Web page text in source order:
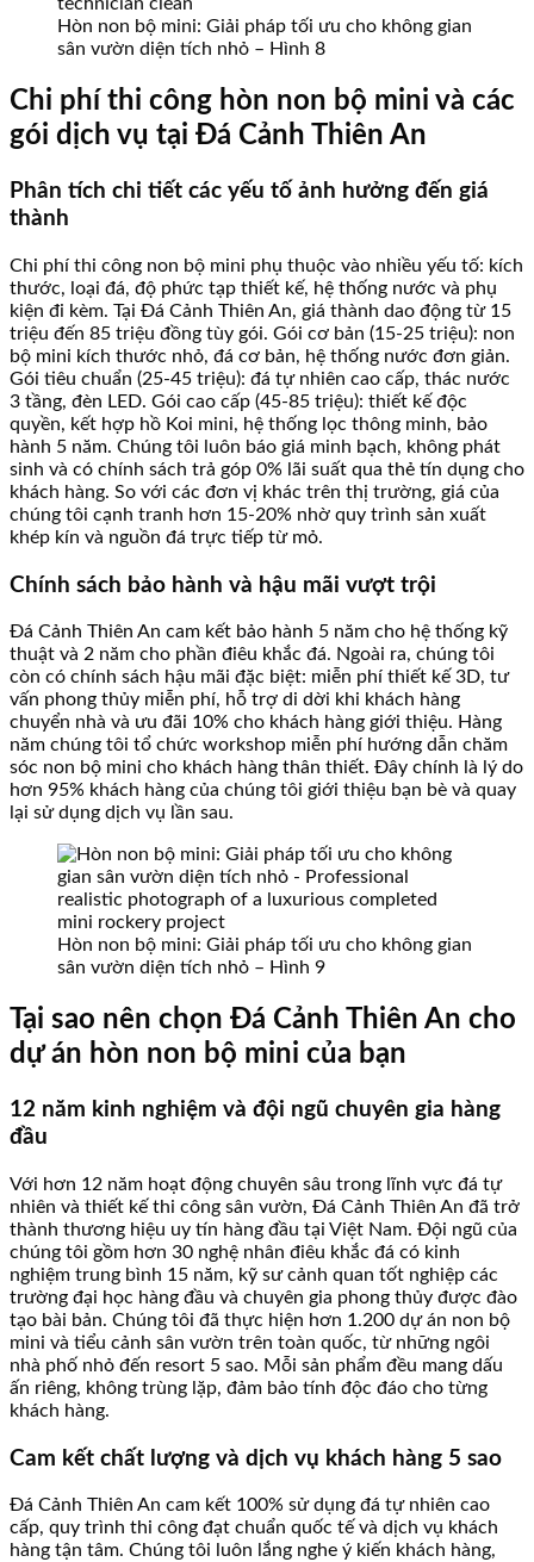
Hòn non bộ mini: Giải pháp tối ưu cho không gian
sân vườn diện tích nhỏ – Hình 8
Chi phí thi công hòn non bộ mini và các
gói dịch vụ tại Đá Cảnh Thiên An
Phân tích chi tiết các yếu tố ảnh hưởng đến giá
thành
Chi phí thi công non bộ mini phụ thuộc vào nhiều yếu tố: kích
thước, loại đá, độ phức tạp thiết kế, hệ thống nước và phụ
kiện đi kèm. Tại Đá Cảnh Thiên An, giá thành dao động từ 15
triệu đến 85 triệu đồng tùy gói. Gói cơ bản (15-25 triệu): non
bộ mini kích thước nhỏ, đá cơ bản, hệ thống nước đơn giản.
Gói tiêu chuẩn (25-45 triệu): đá tự nhiên cao cấp, thác nước
3 tầng, đèn LED. Gói cao cấp (45-85 triệu): thiết kế độc
quyền, kết hợp hồ Koi mini, hệ thống lọc thông minh, bảo
hành 5 năm. Chúng tôi luôn báo giá minh bạch, không phát
sinh và có chính sách trả góp 0% lãi suất qua thẻ tín dụng cho
khách hàng. So với các đơn vị khác trên thị trường, giá của
chúng tôi cạnh tranh hơn 15-20% nhờ quy trình sản xuất
khép kín và nguồn đá trực tiếp từ mỏ.
Chính sách bảo hành và hậu mãi vượt trội
Đá Cảnh Thiên An cam kết bảo hành 5 năm cho hệ thống kỹ
thuật và 2 năm cho phần điêu khắc đá. Ngoài ra, chúng tôi
còn có chính sách hậu mãi đặc biệt: miễn phí thiết kế 3D, tư
vấn phong thủy miễn phí, hỗ trợ di dời khi khách hàng
chuyển nhà và ưu đãi 10% cho khách hàng giới thiệu. Hàng
năm chúng tôi tổ chức workshop miễn phí hướng dẫn chăm
sóc non bộ mini cho khách hàng thân thiết. Đây chính là lý do
hơn 95% khách hàng của chúng tôi giới thiệu bạn bè và quay
lại sử dụng dịch vụ lần sau.
Hòn non bộ mini: Giải pháp tối ưu cho không gian
sân vườn diện tích nhỏ – Hình 9
Tại sao nên chọn Đá Cảnh Thiên An cho
dự án hòn non bộ mini của bạn
12 năm kinh nghiệm và đội ngũ chuyên gia hàng
đầu
Với hơn 12 năm hoạt động chuyên sâu trong lĩnh vực đá tự
nhiên và thiết kế thi công sân vườn, Đá Cảnh Thiên An đã trở
thành thương hiệu uy tín hàng đầu tại Việt Nam. Đội ngũ của
chúng tôi gồm hơn 30 nghệ nhân điêu khắc đá có kinh
nghiệm trung bình 15 năm, kỹ sư cảnh quan tốt nghiệp các
trường đại học hàng đầu và chuyên gia phong thủy được đào
tạo bài bản. Chúng tôi đã thực hiện hơn 1.200 dự án non bộ
mini và tiểu cảnh sân vườn trên toàn quốc, từ những ngôi
nhà phố nhỏ đến resort 5 sao. Mỗi sản phẩm đều mang dấu
ấn riêng, không trùng lặp, đảm bảo tính độc đáo cho từng
khách hàng.
Cam kết chất lượng và dịch vụ khách hàng 5 sao
Đá Cảnh Thiên An cam kết 100% sử dụng đá tự nhiên cao
cấp, quy trình thi công đạt chuẩn quốc tế và dịch vụ khách
hàng tận tâm. Chúng tôi luôn lắng nghe ý kiến khách hàng,